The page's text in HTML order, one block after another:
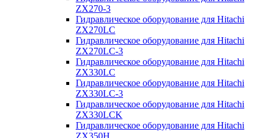
ZX270-3
Гидравлическое оборудование для Hitachi
ZX270LC
Гидравлическое оборудование для Hitachi
ZX270LC-3
Гидравлическое оборудование для Hitachi
ZX330LC
Гидравлическое оборудование для Hitachi
ZX330LC-3
Гидравлическое оборудование для Hitachi
ZX330LCK
Гидравлическое оборудование для Hitachi
ZX350H